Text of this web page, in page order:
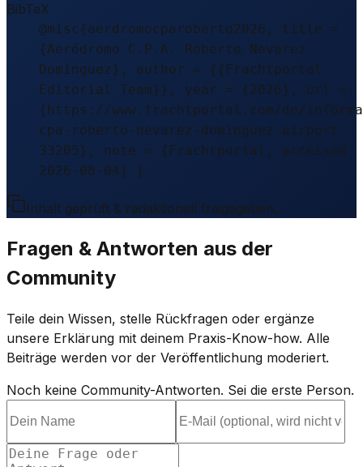
BibTeX
@misc{aerdromocparoberto2026, title =
{Aeródromo C.P.A. Roberto Nevarez
Dominguez}, author = {{Frachtportal
Editorial Team}}, year = {2026}, url =
{https://www.frachtportal.com/de/
cpa-roberto-nevarez-dominguez-airport-
33205}, note = {Frachtportal, accessed
2026-08-04} }
Inhalt geprüft & redaktionell freigegeben.
Fragen & Antworten aus der
Community
Teile dein Wissen, stelle Rückfragen oder ergänze
unsere Erklärung mit deinem Praxis-Know-how. Alle
Beiträge werden vor der Veröffentlichung moderiert.
Noch keine Community-Antworten. Sei die erste Person.